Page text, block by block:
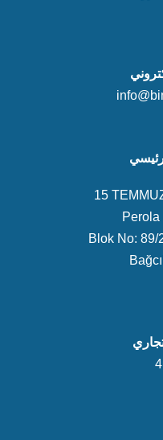
15
Blok No: 89/